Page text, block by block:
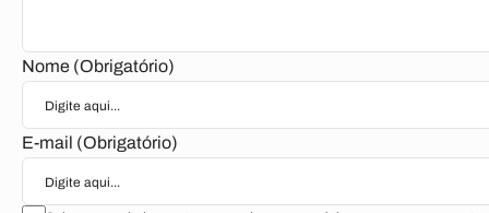
Nome (Obrigatório)
E-mail (Obrigatório)